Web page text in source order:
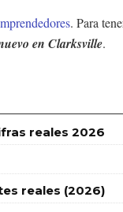
. Para
en Clarksville.
reales 2026
reales (2026)